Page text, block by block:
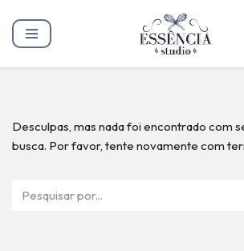
Pular
Desculpas, mas nada foi encontrado com
busca. Por favor, tente novamente com